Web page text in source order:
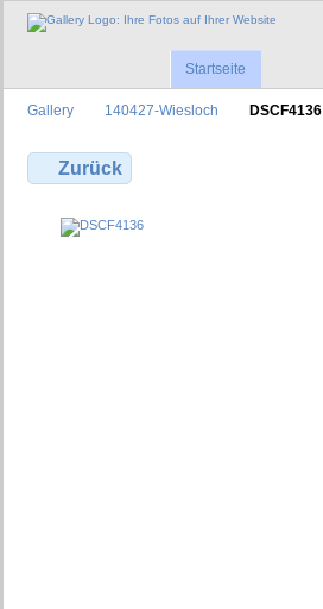
Startseite
Gallery 140427-Wiesloch DSCF4136
Zurück